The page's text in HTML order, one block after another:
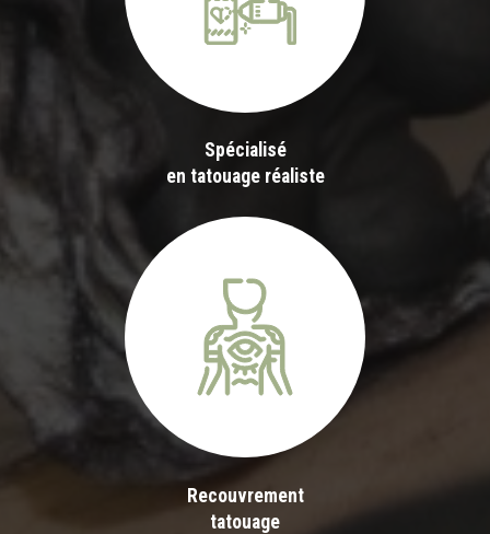
Spécialisé
en tatouage réaliste
Recouvrement
tatouage